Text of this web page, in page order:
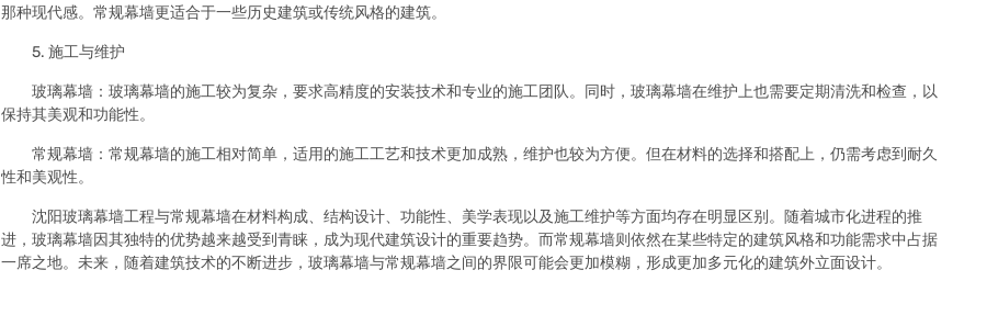
那种现代感。常规幕墙更适合于一些历史建筑或传统风格的建筑。
5. 施工与维护
玻璃幕墙：玻璃幕墙的施工较为复杂，要求高精度的安装技术和专业的施工团队。同时，玻璃幕墙在维护上也需要定期清洗和检查，以
保持其美观和功能性。
常规幕墙：常规幕墙的施工相对简单，适用的施工工艺和技术更加成熟，维护也较为方便。但在材料的选择和搭配上，仍需考虑到耐久
性和美观性。
沈阳玻璃幕墙工程与常规幕墙在材料构成、结构设计、功能性、美学表现以及施工维护等方面均存在明显区别。随着城市化进程的推
进，玻璃幕墙因其独特的优势越来越受到青睐，成为现代建筑设计的重要趋势。而常规幕墙则依然在某些特定的建筑风格和功能需求中占据
一席之地。未来，随着建筑技术的不断进步，玻璃幕墙与常规幕墙之间的界限可能会更加模糊，形成更加多元化的建筑外立面设计。